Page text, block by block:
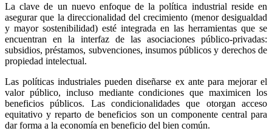
La clave de un nuevo enfoque de la política industrial reside en
asegurar que la direccionalidad del crecimiento (menor desigualdad
y mayor sostenibilidad) esté integrada en las herramientas que se
encuentran en la interfaz de las asociaciones público-privadas:
subsidios, préstamos, subvenciones, insumos públicos y derechos de
propiedad intelectual.
Las políticas industriales pueden diseñarse ex ante para mejorar el
valor público, incluso mediante condiciones que maximicen los
beneficios públicos. Las condicionalidades que otorgan acceso
equitativo y reparto de beneficios son un componente central para
dar forma a la economía en beneficio del bien común.